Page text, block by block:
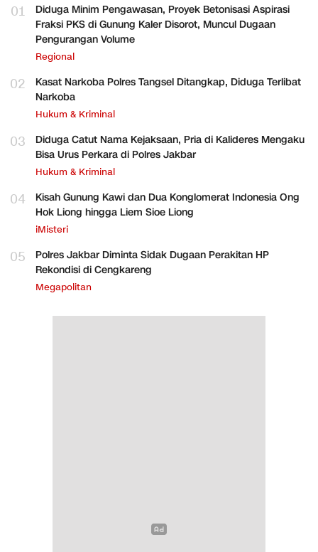
01
Diduga Minim Pengawasan, Proyek Betonisasi Aspirasi
Fraksi PKS di Gunung Kaler Disorot, Muncul Dugaan
Pengurangan Volume
Regional
02
Kasat Narkoba Polres Tangsel Ditangkap, Diduga Terlibat
Narkoba
Hukum & Kriminal
03
Diduga Catut Nama Kejaksaan, Pria di Kalideres Mengaku
Bisa Urus Perkara di Polres Jakbar
Hukum & Kriminal
04
Kisah Gunung Kawi dan Dua Konglomerat Indonesia Ong
Hok Liong hingga Liem Sioe Liong
iMisteri
05
Polres Jakbar Diminta Sidak Dugaan Perakitan HP
Rekondisi di Cengkareng
Megapolitan